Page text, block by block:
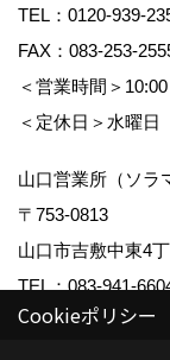
TEL： 0120-939-
FAX：083-253-
＜営業時間＞
＜定休日＞水曜日
山口営業所（ソラ
〒753-0813
山口市吉敷中東4
TEL：083-941-
FAX：083-941-6651
Cookieポリシー